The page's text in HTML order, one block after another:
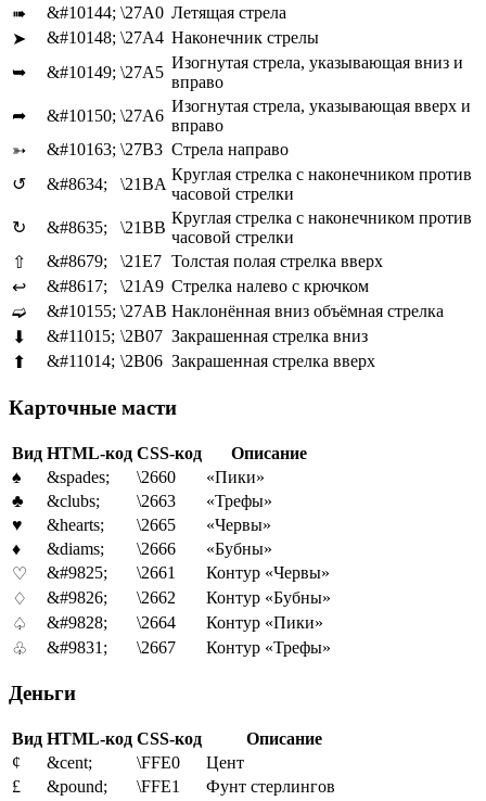
➠
&#10144; \27A0 Летящая стрела
➤
&#10148; \27A4 Наконечник стрелы
➥
&#10149; \27A5
Изогнутая стрела, указывающая вниз и
вправо
➦
&#10150; \27A6
Изогнутая стрела, указывающая вверх и
вправо
➳
&#10163; \27B3 Стрела направо
↺
&#8634; \21BA
Круглая стрелка с наконечником против
часовой стрелки
↻
&#8635; \21BB
Круглая стрелка с наконечником против
часовой стрелки
⇧
&#8679; \21E7 Толстая полая стрелка вверх
↩
&#8617; \21A9 Стрелка налево с крючком
➫
&#10155; \27AB Наклонённая вниз объёмная стрелка
⬇
&#11015; \2B07 Закрашенная стрелка вниз
⬆
&#11014; \2B06 Закрашенная стрелка вверх
Карточные масти
Вид HTML-код CSS-код
Описание
♠
&spades; \2660
«Пики»
♣
&clubs; \2663
«Трефы»
♥
&hearts; \2665
«Червы»
♦
&diams; \2666
«Бубны»
♡
&#9825; \2661
Контур «Червы»
♢
&#9826; \2662
Контур «Бубны»
♤
&#9828; \2664
Контур «Пики»
♧
&#9831; \2667 Контур «Трефы»
Деньги
Вид HTML-код CSS-код
Описание
¢
&cent; \FFE0
Цент
£
&pound; \FFE1
Фунт стерлингов